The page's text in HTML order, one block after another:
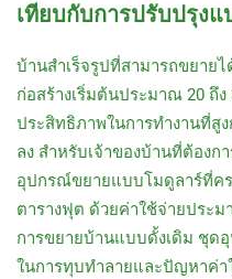
เทียบกับการปรับปรุงแ
บ้านสำเร็จรูปที่สามารถขยาย
ก่อสร้างเริ่มต้นประมาณ 20 ถึง
ประสิทธิภาพในการทำงานที่สู
ลง สำหรับเจ้าของบ้านที่ต้อง
อุปกรณ์ขยายแบบโมดูลาร์ที่ค
ตารางฟุต ด้วยค่าใช้จ่ายประม
การขยายบ้านแบบดั้งเดิม ชุด
ในการทุบทำลายและปัญหาค่า